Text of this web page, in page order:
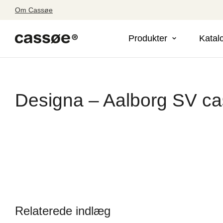
Om Cassøe
Produkter
Designa – Aalborg SV
Relaterede indlæg